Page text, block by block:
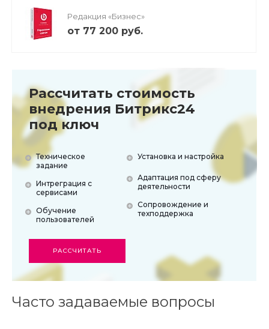
Редакция «Бизнес»
от 77 200 руб.
Рассчитать стоимость
внедрения Битрикс24
под ключ
Техническое
задание
Интреграция с
сервисами
Обучение
пользователей
Установка и настройка
Адаптация под сферу
деятельности
Сопровождение и
техподдержка
РАССЧИТАТЬ
Часто задаваемые вопросы